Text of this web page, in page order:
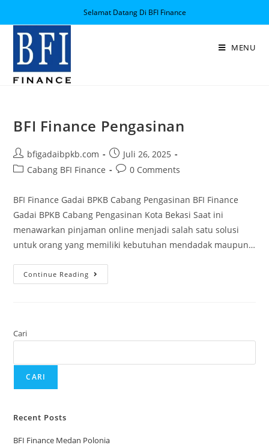
Selamat Datang Di BFI Finance
MENU
BFI Finance Pengasinan
bfigadaibpkb.com
Juli 26, 2025
Cabang BFI Finance
0 Comments
BFI Finance Gadai BPKB Cabang Pengasinan BFI Finance
Gadai BPKB Cabang Pengasinan Kota Bekasi Saat ini
menawarkan pinjaman online menjadi salah satu solusi
untuk orang yang memiliki kebutuhan mendadak maupun…
Continue Reading
Cari
CARI
Recent Posts
BFI Finance Medan Polonia